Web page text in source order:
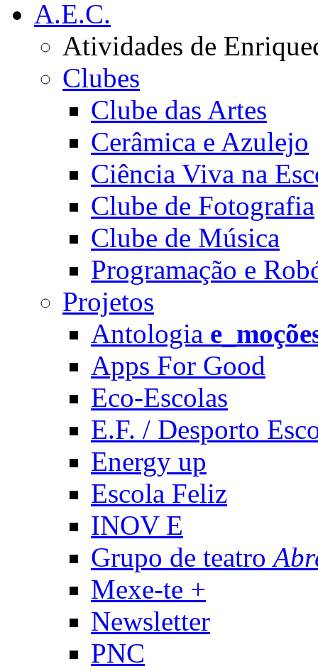
A.E.C.
Atividades de
Clubes
Clube das Artes
Cerâmica e Azulejo
Ciência Viva na
Clube de Fotografia
Clube de Música
Programação e
Projetos
Antologia
Apps For Good
Eco-Escolas
E.F. / Desporto
Energy up
Escola Feliz
INOV E
Grupo de teatro
Mexe-te +
Newsletter
PNC